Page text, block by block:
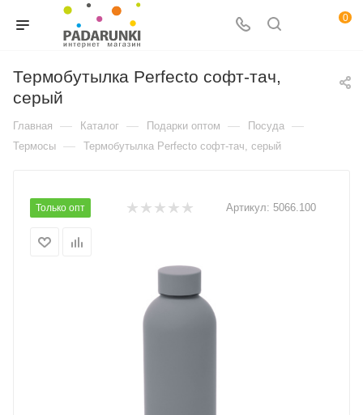
0
Термобутылка Perfecto софт-тач,
серый
Главная — Каталог — Подарки оптом — Посуда —
Термосы — Термобутылка Perfecto софт-тач, серый
Только опт Артикул: 5066.100